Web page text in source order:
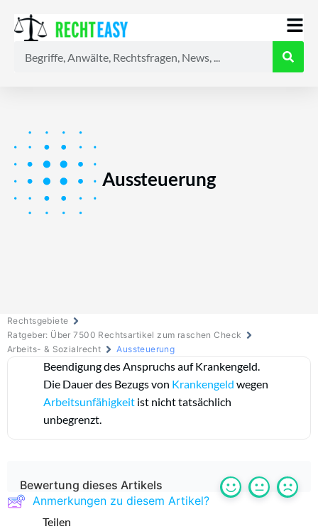
Aussteuerung
Rechtsgebiete
Ratgeber: Über 7500 Rechtsartikel zum raschen Check
Arbeits- & Sozialrecht
Aussteuerung
Beendigung des Anspruchs auf Krankengeld.
Die Dauer des Bezugs von Krankengeld wegen
Arbeitsunfähigkeit ist nicht tatsächlich
unbegrenzt.
Bewertung dieses Artikels
Anmerkungen zu diesem Artikel?
Teilen